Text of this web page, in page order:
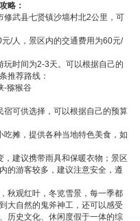
略：
武县七贤镇沙墙村北2公里，可
/人，景区内的交通费用为60元/
时间为2-3天。可以根据自己的
推荐路线：
-猕猴谷
可供选择，可以根据自己的预算
摊，提供各种当地特色美食，如
建议携带雨具和保暖衣物；景区
的游客较多，建议注意安全，遵
观红叶，冬览雪景，每一季都
大自然的鬼斧神工，还可以感受
历史文化、休闲度假于一体的综